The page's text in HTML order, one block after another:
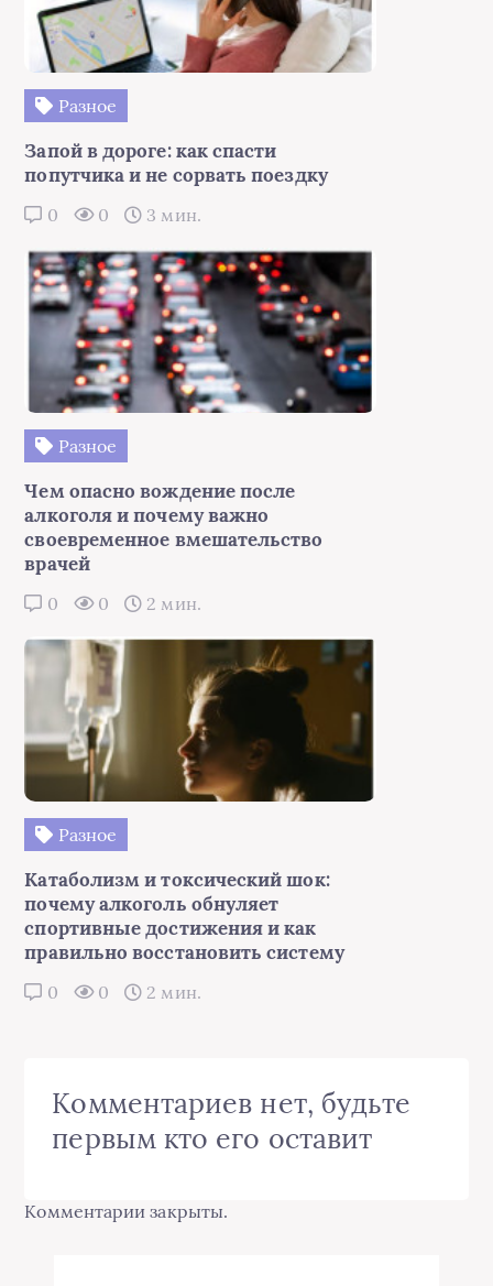
Разное
Запой в дороге: как спасти
попутчика и не сорвать поездку
0 0 3 мин.
Разное
Чем опасно вождение после
алкоголя и почему важно
своевременное вмешательство
врачей
0 0 2 мин.
Разное
Катаболизм и токсический шок:
почему алкоголь обнуляет
спортивные достижения и как
правильно восстановить систему
0 0 2 мин.
Комментариев нет, будьте
первым кто его оставит
Комментарии закрыты.